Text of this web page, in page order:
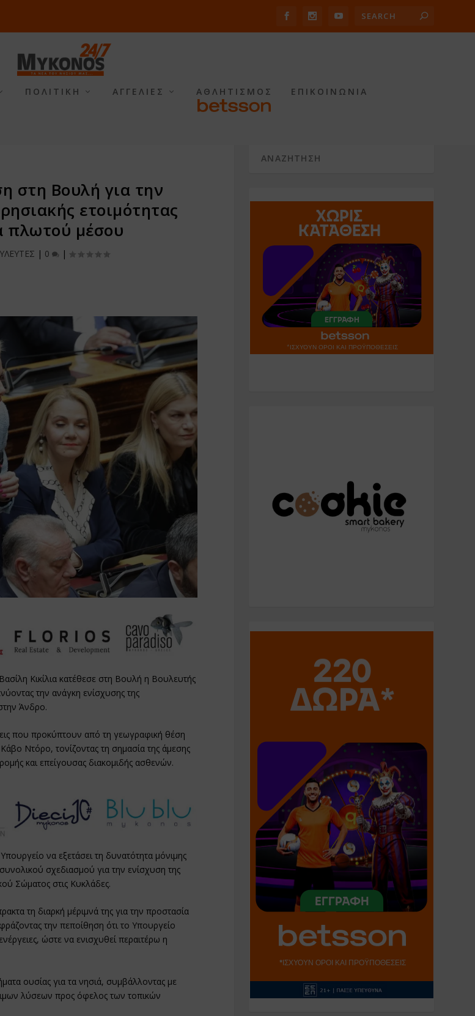
ΠΟΛΙΤΙΚΗ ΑΓΓΕΛΙΕΣ ΑΘΛΗΤΙΣΜΟΣ ΕΠΙΚΟΙΝΩΝΙΑ
στη Βουλή για την
ετοιμότητας
πλωτού μέσου
| 0 |
Κικίλια κατέθεσε στη Βουλή η Βουλευτής
την ανάγκη ενίσχυσης της
Άνδρο.
που προκύπτουν από τη γεωγραφική θέση
Ντόρο, τονίζοντας τη σημασία της άμεσης
και επείγουσας διακομιδής ασθενών.
να εξετάσει τη δυνατότητα μόνιμης
σχεδιασμού για την ενίσχυση της
Σώματος στις Κυκλάδες.
τη διαρκή μέριμνά της για την προστασία
την πεποίθηση ότι το Υπουργείο
ώστε να ενισχυθεί περαιτέρω η
ουσίας για τα νησιά, συμβάλλοντας με
λύσεων προς όφελος των τοπικών